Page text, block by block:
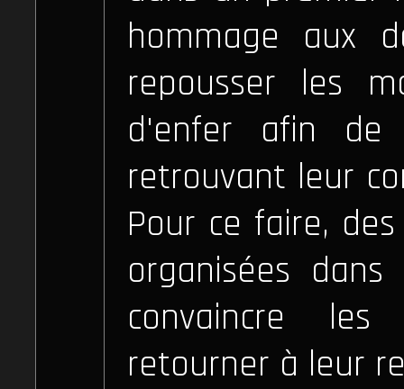
hommage aux
repousser les
d'enfer afin
retrouvant leur
Pour ce faire,
organisées
convaincre
retourner à leur